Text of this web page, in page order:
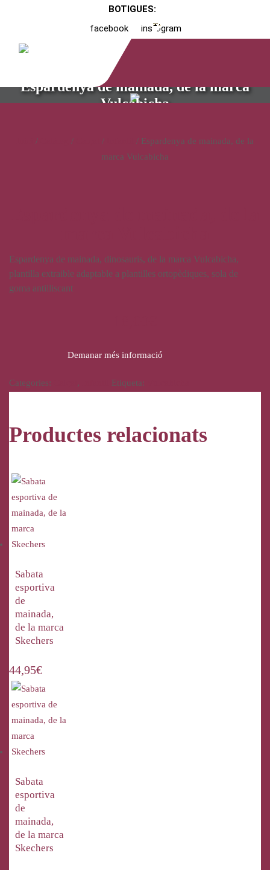
BOTIGUES:
facebook
instagram
Espardenya de mainada, de la marca
Vulcabicha
/ / /
/ Espardenya de mainada, de la
marca Vulcabicha
Espardenya de mainada, dinosauris, de la marca Vulcabicha,
plantilla extraible adaptable a plantilles ortopèdiques, sola de
goma antilliscant
Demanar més informació
Categories: , Etiqueta:
Productes relacionats
Sabata
esportiva
de
mainada,
de la marca
Skechers
44,95€
Sabata
esportiva
de
mainada,
de la marca
Skechers